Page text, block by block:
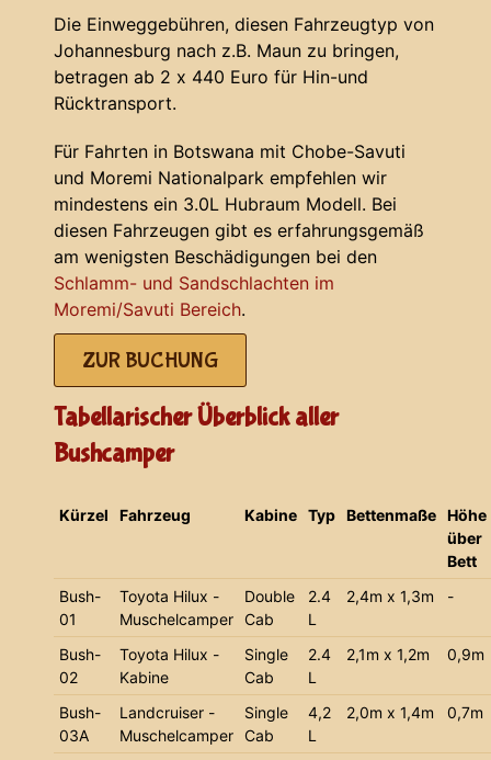
Die Einweggebühren, diesen Fahrzeugtyp von
Johannesburg nach z.B. Maun zu bringen,
betragen ab 2 x 440 Euro für Hin-und
Rücktransport.
Für Fahrten in Botswana mit Chobe-Savuti
und Moremi Nationalpark empfehlen wir
mindestens ein 3.0L Hubraum Modell. Bei
diesen Fahrzeugen gibt es erfahrungsgemäß
am wenigsten Beschädigungen bei den
Schlamm- und Sandschlachten im
Moremi/Savuti Bereich.
ZUR BUCHUNG
Tabellarischer Überblick aller
Bushcamper
Kürzel Fahrzeug Kabine Typ Bettenmaße Höhe
über
Bett
Bush-
01
Toyota Hilux -
Muschelcamper
Double
Cab
2.4
L
2,4m x 1,3m -
Bush-
02
Toyota Hilux -
Kabine
Single
Cab
2.4
L
2,1m x 1,2m 0,9m
Bush-
03A
Landcruiser -
Muschelcamper
Single
Cab
4,2
L
2,0m x 1,4m 0,7m